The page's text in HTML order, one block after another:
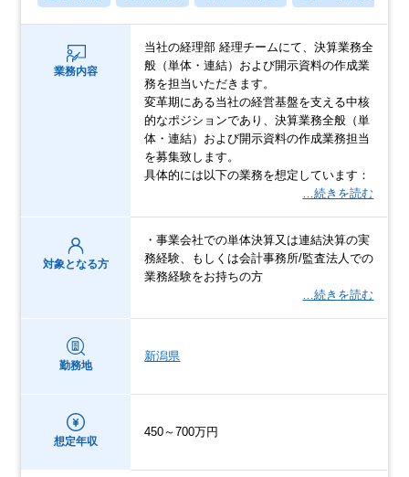
業務内容
当社の経理部 経理チームにて、決算業務全
般（単体・連結）および開示資料の作成業
務を担当いただきます。
変革期にある当社の経営基盤を支える中核
的なポジションであり、決算業務全般（単
体・連結）および開示資料の作成業務担当
を募集致します。
具体的には以下の業務を想定しています：
…続きを読む
対象となる方
・事業会社での単体決算又は連結決算の実
務経験、もしくは会計事務所/監査法人での
業務経験をお持ちの方
…続きを読む
勤務地
新潟県
想定年収
450～700万円